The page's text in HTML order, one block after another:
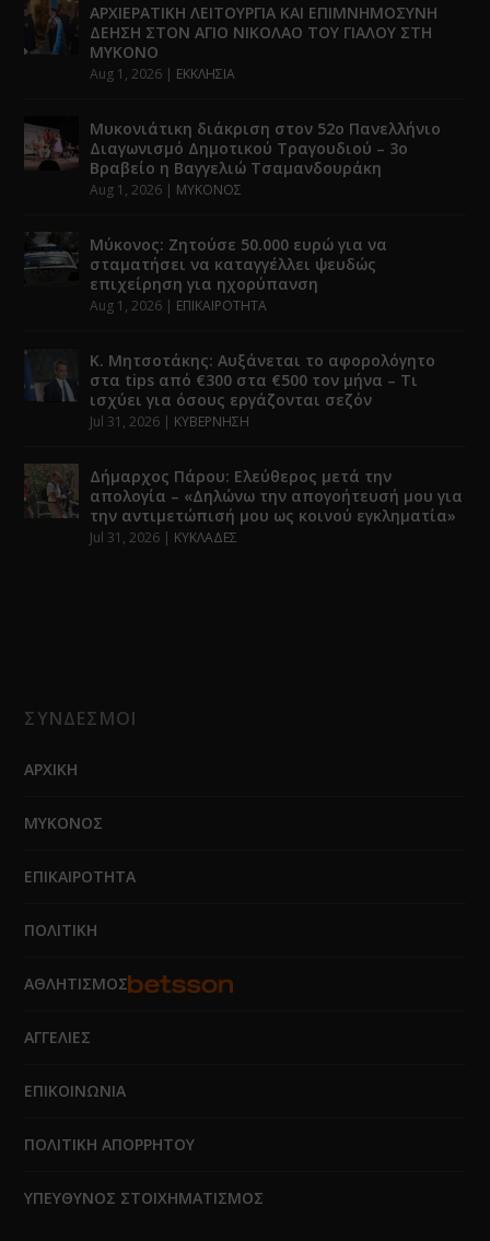
ΑΡΧΙΕΡΑΤΙΚΗ ΛΕΙΤΟΥΡΓΙΑ ΚΑΙ ΕΠΙΜΝΗΜΟΣΥΝΗ
ΔΕΗΣΗ ΣΤΟΝ ΑΓΙΟ ΝΙΚΟΛΑΟ ΤΟΥ ΓΙΑΛΟΥ ΣΤΗ
ΜΥΚΟΝΟ
Aug 1, 2026 | ΕΚΚΛΗΣΙΑ
Μυκονιάτικη διάκριση στον 52ο Πανελλήνιο
Διαγωνισμό Δημοτικού Τραγουδιού – 3ο
Βραβείο η Βαγγελιώ Τσαμανδουράκη
Aug 1, 2026 | ΜΥΚΟΝΟΣ
Μύκονος: Ζητούσε 50.000 ευρώ για να
σταματήσει να καταγγέλλει ψευδώς
επιχείρηση για ηχορύπανση
Aug 1, 2026 | ΕΠΙΚΑΙΡΟΤΗΤΑ
Κ. Μητσοτάκης: Αυξάνεται το αφορολόγητο
στα tips από €300 στα €500 τον μήνα – Τι
ισχύει για όσους εργάζονται σεζόν
Jul 31, 2026 | ΚΥΒΕΡΝΗΣΗ
Δήμαρχος Πάρου: Ελεύθερος μετά την
απολογία – «Δηλώνω την απογοήτευσή μου για
την αντιμετώπισή μου ως κοινού εγκληματία»
Jul 31, 2026 | ΚΥΚΛΑΔΕΣ
ΣΥΝΔΕΣΜΟΙ
ΑΡΧΙΚΗ
ΜΥΚΟΝΟΣ
ΕΠΙΚΑΙΡΟΤΗΤΑ
ΠΟΛΙΤΙΚΗ
ΑΘΛΗΤΙΣΜΟΣ
ΑΓΓΕΛΙΕΣ
ΕΠΙΚΟΙΝΩΝΙΑ
ΠΟΛΙΤΙΚΗ ΑΠΟΡΡΗΤΟΥ
ΥΠΕΥΘΥΝΟΣ ΣΤΟΙΧΗΜΑΤΙΣΜΟΣ